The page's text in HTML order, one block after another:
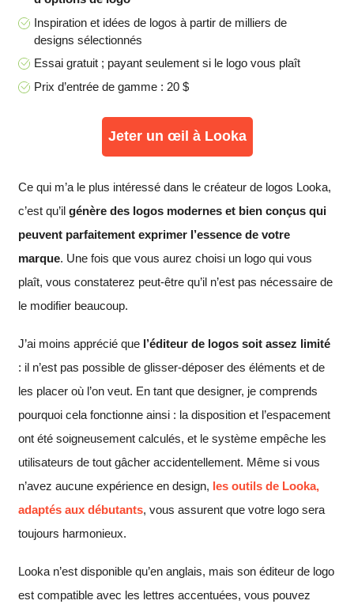
Inspiration et idées de logos à partir de milliers de
designs sélectionnés
Essai gratuit ; payant seulement si le logo vous plaît
Prix d’entrée de gamme : 20 $
Jeter un œil à Looka
Ce qui m’a le plus intéressé dans le créateur de logos Looka,
c’est qu’il génère des logos modernes et bien conçus qui
peuvent parfaitement exprimer l’essence de votre
marque. Une fois que vous aurez choisi un logo qui vous
plaît, vous constaterez peut-être qu’il n’est pas nécessaire de
le modifier beaucoup.
J’ai moins apprécié que l’éditeur de logos soit assez limité
: il n’est pas possible de glisser-déposer des éléments et de
les placer où l’on veut. En tant que designer, je comprends
pourquoi cela fonctionne ainsi : la disposition et l’espacement
ont été soigneusement calculés, et le système empêche les
utilisateurs de tout gâcher accidentellement. Même si vous
n’avez aucune expérience en design, les outils de Looka,
adaptés aux débutants, vous assurent que votre logo sera
toujours harmonieux.
Looka n’est disponible qu’en anglais, mais son éditeur de logo
est compatible avec les lettres accentuées, vous pouvez